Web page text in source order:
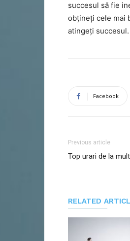
succesul să fie
obțineți cele mai
atingeți succesul.
Facebook
Previous article
Top urari de la
RELATED